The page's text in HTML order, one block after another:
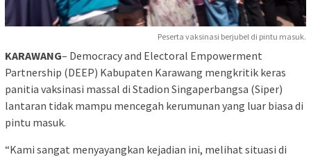
Peserta vaksinasi berjubel di pintu masuk.
KARAWANG– Democracy and Electoral Empowerment
Partnership (DEEP) Kabupaten Karawang mengkritik keras
panitia vaksinasi massal di Stadion Singaperbangsa (Siper)
lantaran tidak mampu mencegah kerumunan yang luar biasa di
pintu masuk.
“Kami sangat menyayangkan kejadian ini, melihat situasi di